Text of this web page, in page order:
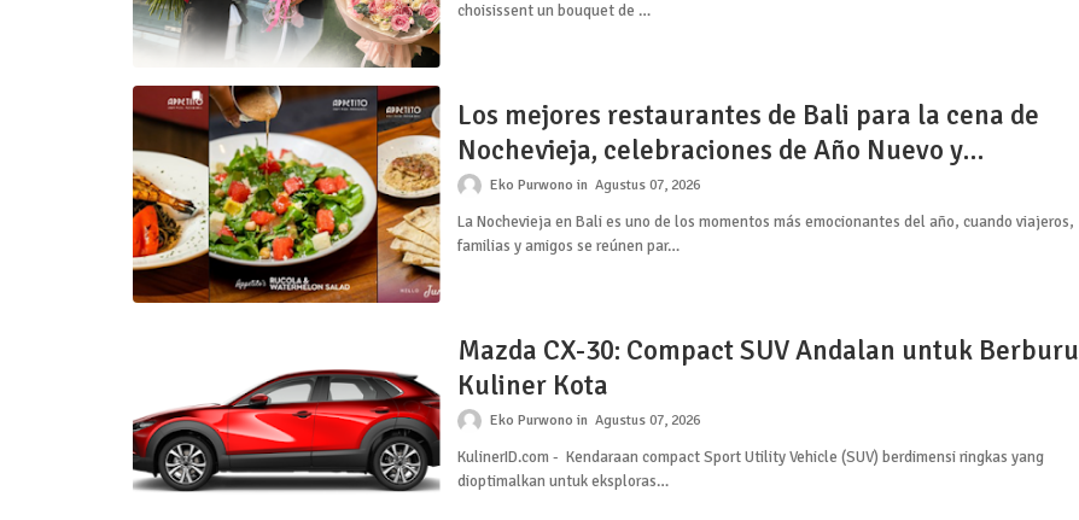
choisissent un bouquet de …
Los mejores restaurantes de Bali para la cena de
Nochevieja, celebraciones de Año Nuevo y
experiencias festivas en 2026
Eko Purwono Agustus 07, 2026
La Nochevieja en Bali es uno de los momentos más emocionantes del año, cuando viajeros,
familias y amigos se reúnen par…
Mazda CX-30: Compact SUV Andalan untuk Berburu
Kuliner Kota
Eko Purwono Agustus 07, 2026
KulinerID.com - Kendaraan compact Sport Utility Vehicle (SUV) berdimensi ringkas yang
dioptimalkan untuk eksploras…